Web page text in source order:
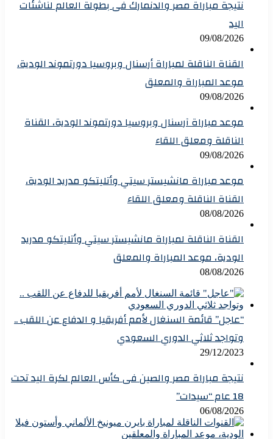
نتيجة مباراة مصر والدنمارك فى بطولة العالم لناشئات
اليد
09/08/2026
القناة الناقلة لمباراة أرسنال وبروسيا دورتموند الودية،
موعد المباراة والمعلق
09/08/2026
موعد مباراة آرسنال وبروسيا دورتموند الودية، القناة
الناقلة ومعلق اللقاء
09/08/2026
موعد مباراة مانشيستر سيتي وأتليتكو مدريد الودية،
القناة الناقلة ومعلق اللقاء
08/08/2026
القناة الناقلة لمباراة مانشيستر سيتي وأتليتكو مدريد
الودية، موعد المباراة والمعلق
08/08/2026
“عاجل” قائمة السنغال لأمم أفريقيا و الدفاع عن اللقب ..
وتواجد ثلاثي الدوري السعودي
29/12/2023
نتيجة مباراة مصر والصين فى كأس العالم لكرة اليد تحت
18 عام “سيدات”
06/08/2026